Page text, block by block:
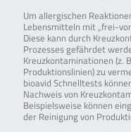
Um allergischen
Lebensmitteln mit „frei-
Diese kann durch
Prozesses gefährdet
Kreuzkontaminationen (z.
Produktionslinien) zu
bioavid Schnelltests
Nachweis von
Beispielsweise können
der Reinigung von